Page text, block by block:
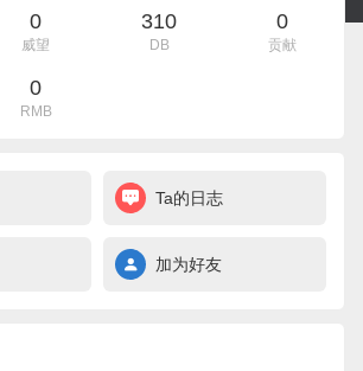
0
威望
310
DB
0
贡献
0
RMB
Ta的日志
加为好友